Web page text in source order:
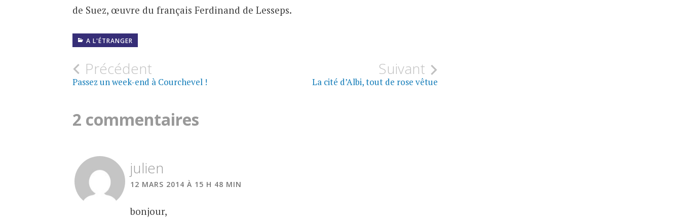
de Suez, œuvre du français Ferdinand de Lesseps.
A L'ÉTRANGER
Navigation
articles
Précédent
Passez un week-end à Courchevel !
Suivant
La cité d’Albi, tout de rose vêtue
2 commentaires
julien
12 MARS 2014 À 15 H 48 MIN
bonjour,